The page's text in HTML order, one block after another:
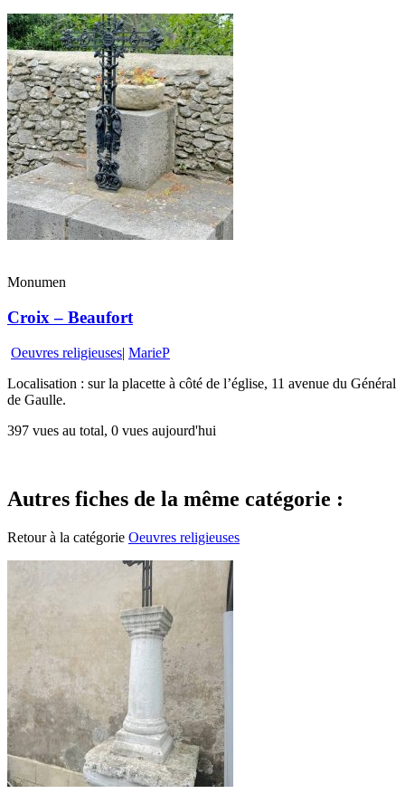
Monumen
Croix – Beaufort
Oeuvres religieuses| MarieP
Localisation : sur la placette à côté de l’église, 11 avenue du Général
de Gaulle.
397 vues au total, 0 vues aujourd'hui
Autres fiches de la même catégorie :
Retour à la catégorie Oeuvres religieuses